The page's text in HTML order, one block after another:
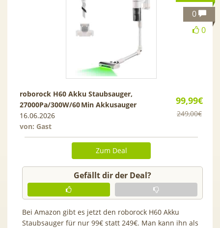
0
0
99,99€
249,00€
roborock H60 Akku Staubsauger,
27000Pa/300W/60 Min Akkusauger
16.06.2026
von: Gast
Zum Deal
Gefällt dir der Deal?
Bei Amazon gibt es jetzt den roborock H60 Akku
Staubsauger für nur 99€ statt 249€. Man kann ihn als